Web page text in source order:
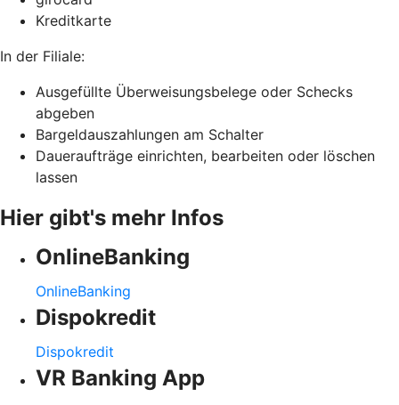
Kreditkarte
In der Filiale:
Ausgefüllte Überweisungsbelege oder Schecks
abgeben
Bargeldauszahlungen am Schalter
Daueraufträge einrichten, bearbeiten oder löschen
lassen
Hier gibt's mehr Infos
OnlineBanking
OnlineBanking
Dispokredit
Dispokredit
VR Banking App